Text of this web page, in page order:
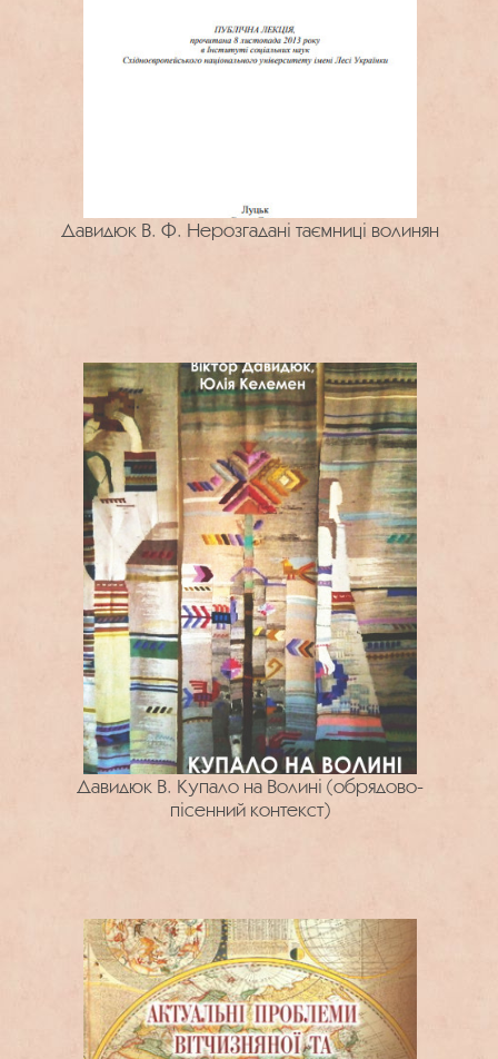
Давидюк В. Ф. Нерозгадані таємниці волинян
Давидюк В. Купало на Волині (обрядово-
пісенний контекст)